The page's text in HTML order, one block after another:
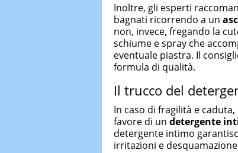
Inoltre, gli esperti
bagnati ricorrendo a un
non, invece, fregando la
schiume e spray che
eventuale piastra. Il
formula di qualità.
Il trucco del
In caso di fragilità e
favore di un detergente
detergente intimo
irritazioni e